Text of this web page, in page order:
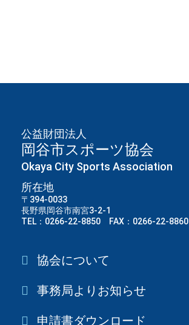
公益財団法人
岡谷市スポーツ協会
Okaya City Sports Association
所在地
〒394-0033
長野県岡谷市南宮3-2-1
TEL：0266-22-8850 FAX：0266-22-8860
協会について
事務局よりお知らせ
申請書ダウンロード